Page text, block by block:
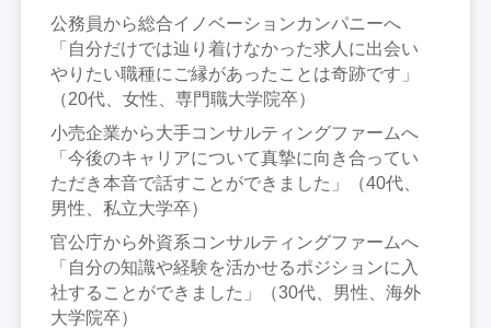
公務員から総合イノベーションカンパニーへ
「自分だけでは辿り着けなかった求人に出会い
やりたい職種にご縁があったことは奇跡です」
（20代、女性、専門職大学院卒）
小売企業から大手コンサルティングファームへ
「今後のキャリアについて真摯に向き合ってい
ただき本音で話すことができました」（40代、
男性、私立大学卒）
官公庁から外資系コンサルティングファームへ
「自分の知識や経験を活かせるポジションに入
社することができました」（30代、男性、海外
大学院卒）